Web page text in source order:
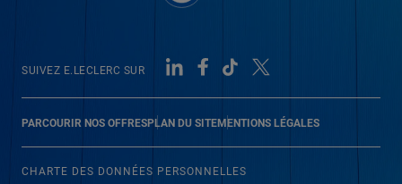
PARCOURIR NOS OFFRESPLAN DU SITEMENTIONS LÉGALES
SUIVEZ E.LECLERC SUR
CHARTE DES DONNÉES PERSONNELLES